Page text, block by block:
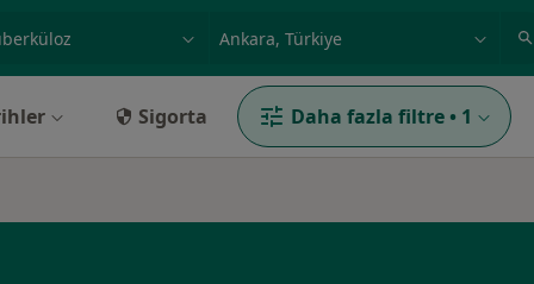
Sigorta Daha fazla filtre • 1